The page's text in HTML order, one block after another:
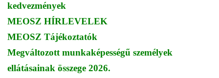
kedvezmények
MEOSZ HÍRLEVELEK
MEOSZ Tájékoztatók
Megváltozott munkaképességű személyek
ellátásainak összege 2026.